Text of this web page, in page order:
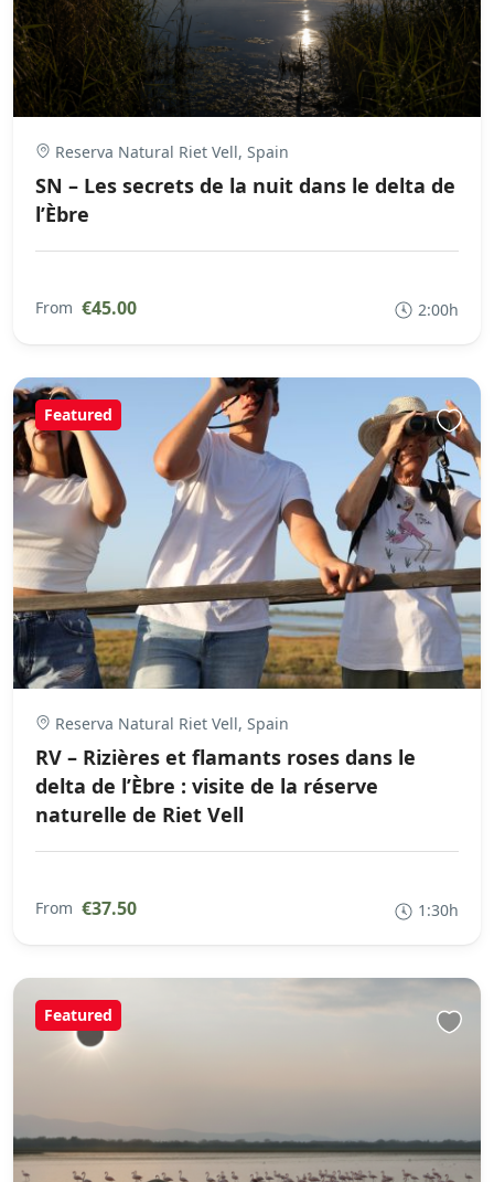
Reserva Natural Riet Vell, Spain
SN – Les secrets de la nuit dans le delta de
l’Èbre
From €45.00 2:00h
Featured
Reserva Natural Riet Vell, Spain
RV – Rizières et flamants roses dans le
delta de l’Èbre : visite de la réserve
naturelle de Riet Vell
From €37.50 1:30h
Featured